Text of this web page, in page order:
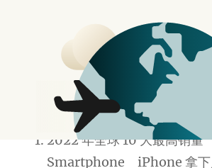
官方网站：香港 | 台湾
相关文章
2022 年全球 10 大最高销量
Smartphone iPhone 拿下